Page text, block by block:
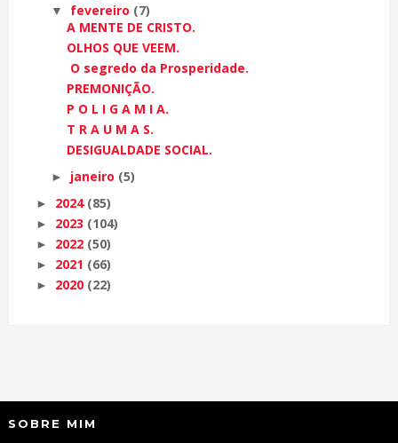
▼ fevereiro (7)
A MENTE DE CRISTO.
OLHOS QUE VEEM.
O segredo da Prosperidade.
PREMONIÇÃO.
P O L I G A M I A.
T R A U M A S.
DESIGUALDADE SOCIAL.
► janeiro (5)
► 2024 (85)
► 2023 (104)
► 2022 (50)
► 2021 (66)
► 2020 (22)
SOBRE MIM